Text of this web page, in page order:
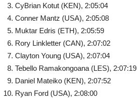
CyBrian Kotut (KEN), 2:05:04
Conner Mantz (USA), 2:05:08
Muktar Edris (ETH), 2:05:59
Rory Linkletter (CAN), 2:07:02
Clayton Young (USA), 2:07:04
Tebello Ramakongoana (LES), 2:07:19
Daniel Mateiko (KEN), 2:07:52
Ryan Ford (USA), 2:08:00